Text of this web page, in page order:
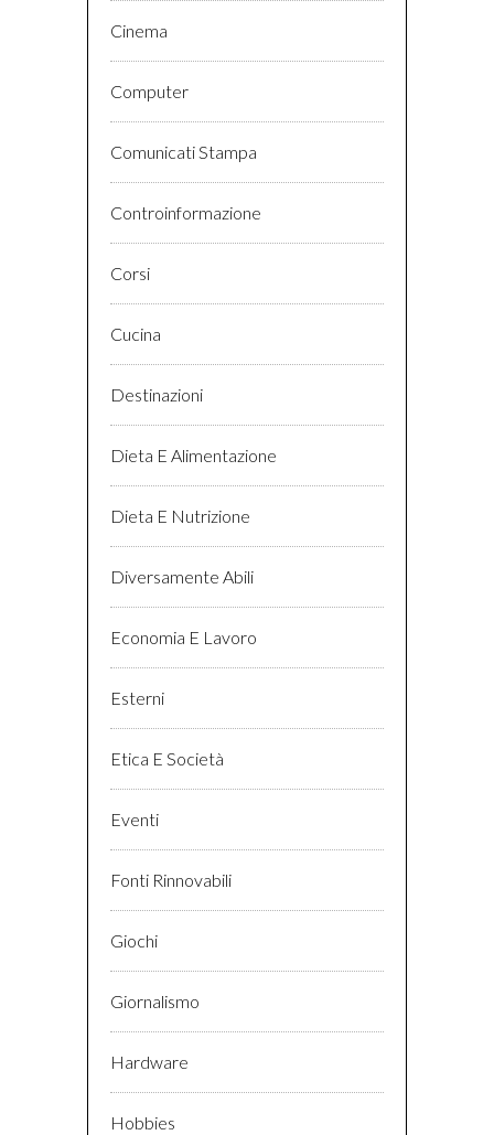
Cinema
Computer
Comunicati Stampa
Controinformazione
Corsi
Cucina
Destinazioni
Dieta E Alimentazione
Dieta E Nutrizione
Diversamente Abili
Economia E Lavoro
Esterni
Etica E Società
Eventi
Fonti Rinnovabili
Giochi
Giornalismo
Hardware
Hobbies